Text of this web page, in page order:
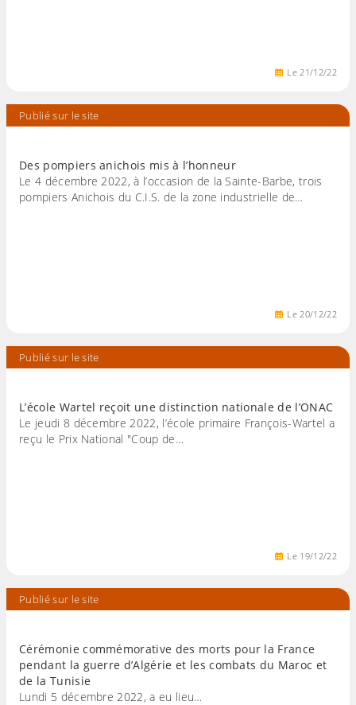
Le21/12/22
Publié sur le site
Des pompiers anichois mis à l’honneur
Le 4 décembre 2022, à l’occasion de la Sainte-Barbe, trois
pompiers Anichois du C.I.S. de la zone industrielle de…
Le20/12/22
Publié sur le site
L’école Wartel reçoit une distinction nationale de l’ONAC
Le jeudi 8 décembre 2022, l’école primaire François-Wartel a
reçu le Prix National "Coup de…
Le 19/12/22
Publié sur le site
Cérémonie commémorative des morts pour la France
pendant la guerre d’Algérie et les combats du Maroc et
de la Tunisie
Lundi 5 décembre 2022, a eu lieu…